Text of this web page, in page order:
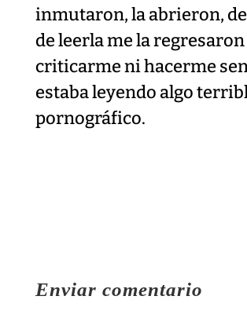
inmutaron, la abrieron,
de leerla me la
criticarme ni hacerme
estaba leyendo algo
pornográfico.
Enviar comentario